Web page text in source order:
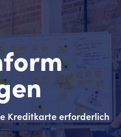
Kreditkarte erforderlich